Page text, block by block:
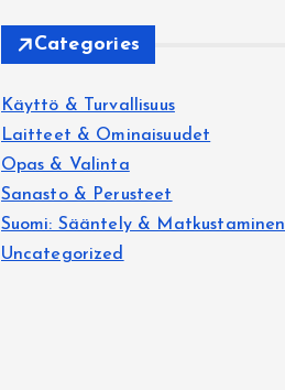
Categories
Käyttö & Turvallisuus
Laitteet & Ominaisuudet
Opas & Valinta
Sanasto & Perusteet
Suomi: Sääntely & Matkustaminen
Uncategorized